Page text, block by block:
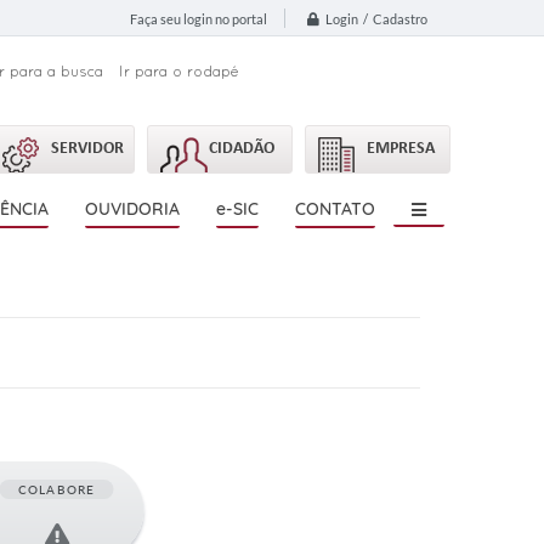
Faça seu login no portal Login / Cadastro
para a busca Ir para o rodapé
SERVIDOR CIDADÃO EMPRESA
OUVIDORIA e-SIC CONTATO
COLABORE